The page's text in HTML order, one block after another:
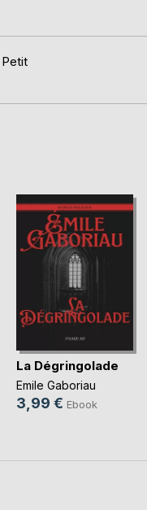
La Dégringolade
Emile Gaboriau
3,99 € Ebook